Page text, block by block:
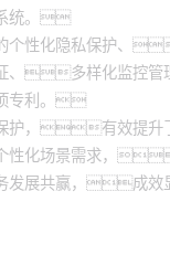
统。
个性化隐私保护、
多样化监控管
专利。
护，有效提升
化场景需求，
务发展共赢，成